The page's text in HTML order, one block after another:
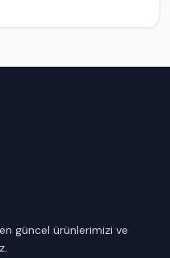
güncel ürünlerimizi ve